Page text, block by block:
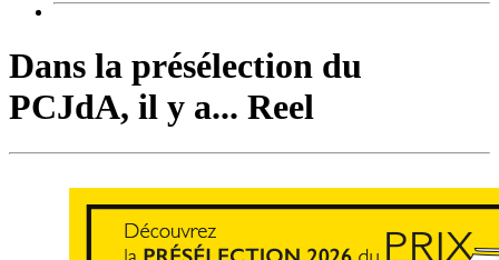
Dans la présélection du
PCJdA, il y a... Reel